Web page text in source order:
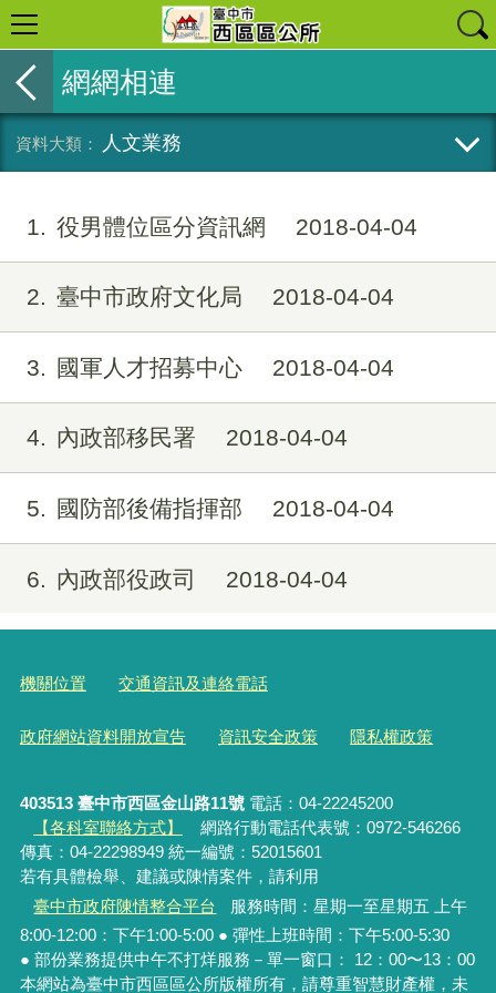
網網相連
人文業務
1 役男體位區分資訊網 2018-04-04
2 臺中市政府文化局 2018-04-04
3 國軍人才招募中心 2018-04-04
4 內政部移民署 2018-04-04
5 國防部後備指揮部 2018-04-04
6 內政部役政司 2018-04-04
機關位置 交通資訊及連絡電話
政府網站資料開放宣告 資訊安全政策 隱私權政策
403513 臺中市西區金山路11號電話：04-22245200
【各科室聯絡方式】
網路行動電話代表號：0972-546266
傳真：04-22298949 統一編號：52015601
若有具體檢舉、建議或陳情案件，請利用
臺中市政府陳情整合平台
服務時間：星期一至星期五 上午
8:00-12:00：下午1:00-5:00 ● 彈性上班時間：下午5:00-5:30
● 部份業務提供中午不打烊服務－單一窗口： 12：00〜13：00
本網站為臺中市西區區公所版權所有，請尊重智慧財產權，未